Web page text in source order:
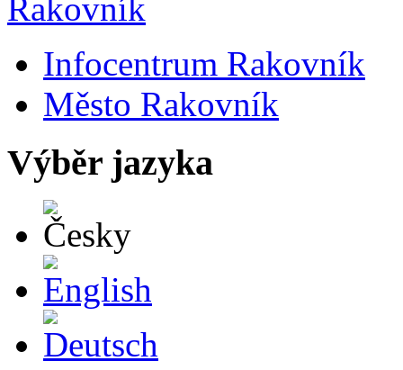
Infocentrum Rakovník
Město Rakovník
Výběr jazyka